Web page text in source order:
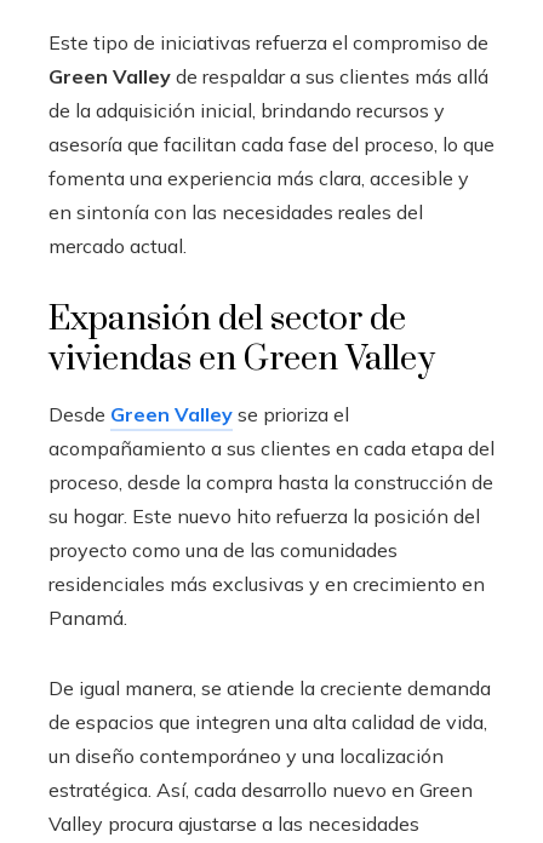
Este tipo de iniciativas refuerza el compromiso de
Green Valley de respaldar a sus clientes más allá
de la adquisición inicial, brindando recursos y
asesoría que facilitan cada fase del proceso, lo que
fomenta una experiencia más clara, accesible y
en sintonía con las necesidades reales del
mercado actual.
Expansión del sector de
viviendas en Green Valley
Desde Green Valley se prioriza el
acompañamiento a sus clientes en cada etapa del
proceso, desde la compra hasta la construcción de
su hogar. Este nuevo hito refuerza la posición del
proyecto como una de las comunidades
residenciales más exclusivas y en crecimiento en
Panamá.
De igual manera, se atiende la creciente demanda
de espacios que integren una alta calidad de vida,
un diseño contemporáneo y una localización
estratégica. Así, cada desarrollo nuevo en Green
Valley procura ajustarse a las necesidades